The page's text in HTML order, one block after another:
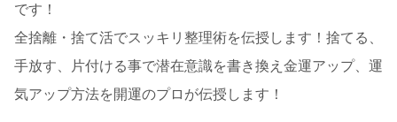
です！
全捨離・捨て活でスッキリ整理術を伝授します！捨てる、
手放す、片付ける事で潜在意識を書き換え金運アップ、運
気アップ方法を開運のプロが伝授します！